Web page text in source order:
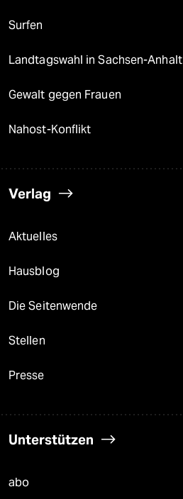
Surfen
Landtagswahl in Sachsen-Anhalt
Gewalt gegen Frauen
Nahost-Konflikt
Verlag
Aktuelles
Hausblog
Die Seitenwende
Stellen
Presse
Unterstützen
abo